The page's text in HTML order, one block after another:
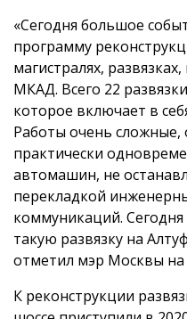
«Сегодня большое
программу
магистралях,
МКАД. Всего 22
которое включает в
Работы очень
практически
автомашин, не
перекладкой
коммуникаций.
такую развязку на
отметил мэр Москвы
К реконструкции